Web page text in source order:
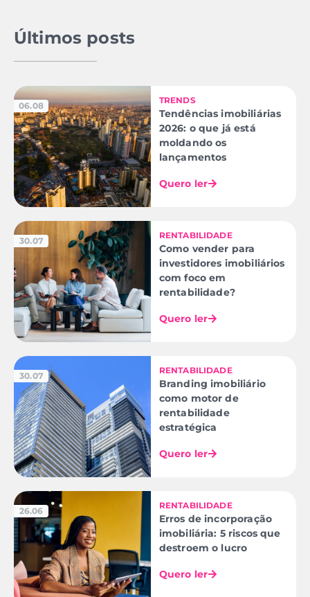
Últimos posts
06.08
TRENDS
Tendências imobiliárias
2026: o que já está
moldando os
lançamentos
Quero ler
30.07
RENTABILIDADE
Como vender para
investidores imobiliários
com foco em
rentabilidade?
Quero ler
30.07
RENTABILIDADE
Branding imobiliário
como motor de
rentabilidade
estratégica
Quero ler
26.06
RENTABILIDADE
Erros de incorporação
imobiliária: 5 riscos que
destroem o lucro
Quero ler